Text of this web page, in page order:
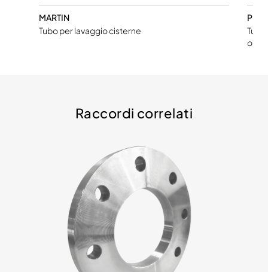
MARTIN
Tubo per lavaggio cisterne
olio
Raccordi correlati